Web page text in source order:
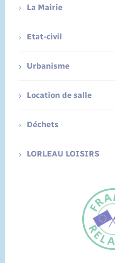
La Mairie
Etat-civil
Urbanisme
Location de salle
Déchets
LORLEAU LOISIRS